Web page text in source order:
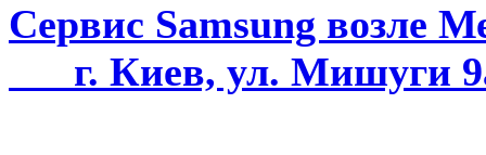
Сервис Samsung возле
г. Киев, ул. Мишуги